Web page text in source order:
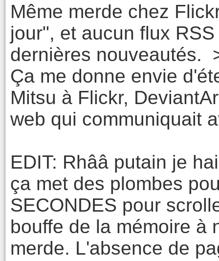
Même merde chez
jour", et aucun flux
dernières nouveautés.
Ça me donne envie
Mitsu à Flickr,
web qui communiquait
EDIT: Rhââ putain je
ça met des plombes
SECONDES pour
bouffe de la mémoire à
merde. L'absence de